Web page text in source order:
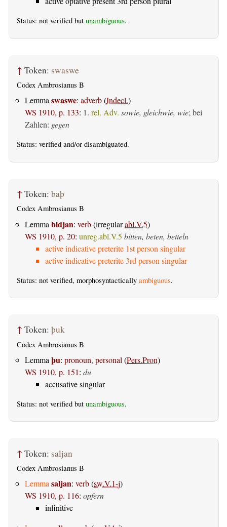
Status: not verified but unambiguous.
↑ Token: swaswe
Codex Ambrosianus B
Lemmaswaswe: adverb(Indecl.)
WS 1910, p. 133: 1. rel. Adv. sowie, gleichwie, wie; bei
Zahlen: gegen
Status: verified and/or disambiguated.
↑ Token: baþ
Codex Ambrosianus B
Lemma bidjan: verb(irregularabl.V.5)
WS 1910, p. 20: unreg.abl.V.5 bitten, beten, betteln
active indicative preterite 1st person singular
active indicative preterite 3rd person singular
Status: not verified, morphosyntactically ambiguous.
↑ Token: þuk
Codex Ambrosianus B
Lemma þu: pronoun, personal (Pers.Pron)
WS 1910, p. 151: du
accusative singular
Status: not verified but unambiguous.
↑ Token: saljan
Codex Ambrosianus B
Lemmasaljan: verb(sw.V.1-j)
WS 1910, p. 116: opfern
infinitive